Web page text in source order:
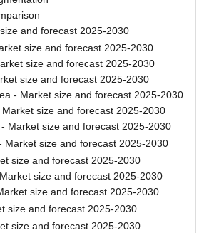
and forecast 2025-2030
size and forecast 2025-2030
size and forecast 2025-2030
size and forecast 2025-2030
- Market size and forecast 2025-2030
size and forecast 2025-2030
Market size and forecast 2025-2030
Market size and forecast 2025-2030
size and forecast 2025-2030
size and forecast 2025-2030
size and forecast 2025-2030
size and forecast 2025-2030
size and forecast 2025-2030